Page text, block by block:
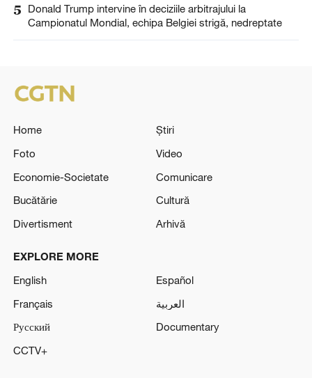
5
Donald Trump intervine în deciziile arbitrajului la
Campionatul Mondial, echipa Belgiei strigă, nedreptate
Home
Știri
Foto
Video
Economie-Societate
Comunicare
Bucătărie
Cultură
Divertisment
Arhivă
EXPLORE MORE
English
Español
Français
العربية
Русский
Documentary
CCTV+